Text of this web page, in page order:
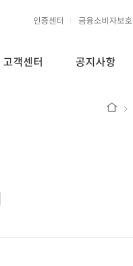
인증센터 금융소비자보호
고객센터 공지사항
홈